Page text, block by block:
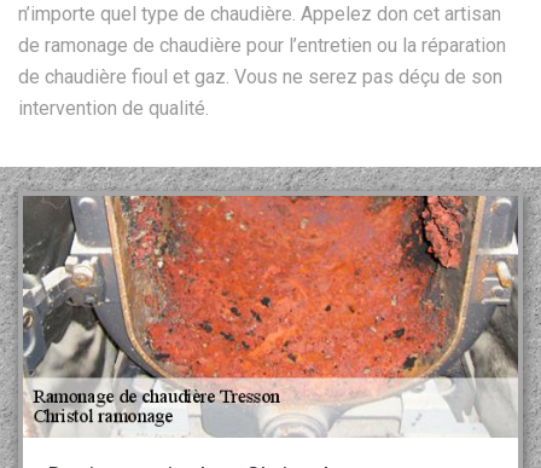
n’importe quel type de chaudière. Appelez don cet artisan
de ramonage de chaudière pour l’entretien ou la réparation
de chaudière fioul et gaz. Vous ne serez pas déçu de son
intervention de qualité.